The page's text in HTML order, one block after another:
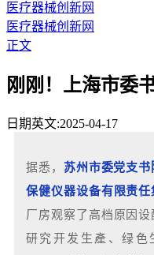
医疗器械创新网
医疗器械创新网
正文
刚刚！上海市委
日期英文:2025-04-17
据悉， 苏州市委党支
保健仪器设备有限责任
厂房观察了高档原因
研究开发生產、绿色